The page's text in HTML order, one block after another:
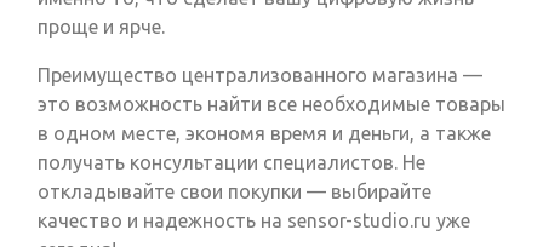
проще и ярче.
Преимущество централизованного магазина —
это возможность найти все необходимые товары
в одном месте, экономя время и деньги, а также
получать консультации специалистов. Не
откладывайте свои покупки — выбирайте
качество и надежность на sensor-studio.ru уже